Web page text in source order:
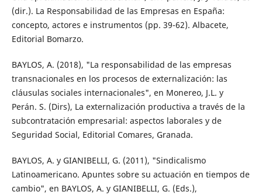
(dir.). La Responsabilidad de las Empresas en España:
concepto, actores e instrumentos (pp. 39-62). Albacete,
Editorial Bomarzo.
BAYLOS, A. (2018), "La responsabilidad de las empresas
transnacionales en los procesos de externalización: las
cláusulas sociales internacionales", en Monereo, J.L. y
Perán. S. (Dirs), La externalización productiva a través de la
subcontratación empresarial: aspectos laborales y de
Seguridad Social, Editorial Comares, Granada.
BAYLOS, A. y GIANIBELLI, G. (2011), "Sindicalismo
Latinoamericano. Apuntes sobre su actuación en tiempos de
cambio", en BAYLOS, A. y GIANIBELLI, G. (Eds.),